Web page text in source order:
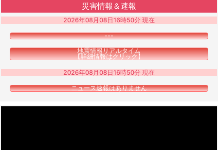
災害情報＆速報
2026年08月08日16時50分 現在
---
地震情報リアルタイム
【詳細情報はクリック】
2026年08月08日16時50分 現在
ニュース速報はありません